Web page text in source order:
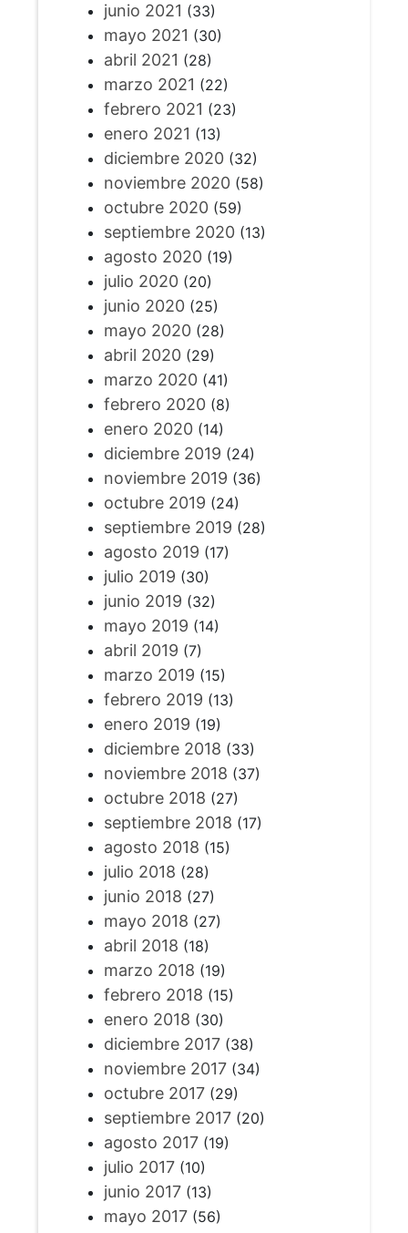
junio 2021 (33)
mayo 2021 (30)
abril 2021 (28)
marzo 2021 (22)
febrero 2021 (23)
enero 2021 (13)
diciembre 2020(32)
noviembre 2020(58)
octubre 2020(59)
septiembre 2020(13)
agosto 2020(19)
julio 2020(20)
junio 2020(25)
mayo 2020(28)
abril 2020(29)
marzo 2020(41)
febrero 2020(8)
enero 2020(14)
diciembre 2019 (24)
noviembre 2019 (36)
octubre 2019 (24)
septiembre 2019 (28)
agosto 2019 (17)
julio 2019 (30)
junio 2019 (32)
mayo 2019 (14)
abril 2019 (7)
marzo 2019 (15)
febrero 2019 (13)
enero 2019 (19)
diciembre 2018 (33)
noviembre 2018 (37)
octubre 2018 (27)
septiembre 2018 (17)
agosto 2018 (15)
julio 2018 (28)
junio 2018 (27)
mayo 2018 (27)
abril 2018 (18)
marzo 2018 (19)
febrero 2018 (15)
enero 2018 (30)
diciembre 2017(38)
noviembre 2017(34)
octubre 2017(29)
septiembre 2017(20)
agosto 2017(19)
julio 2017(10)
junio 2017(13)
mayo 2017(56)